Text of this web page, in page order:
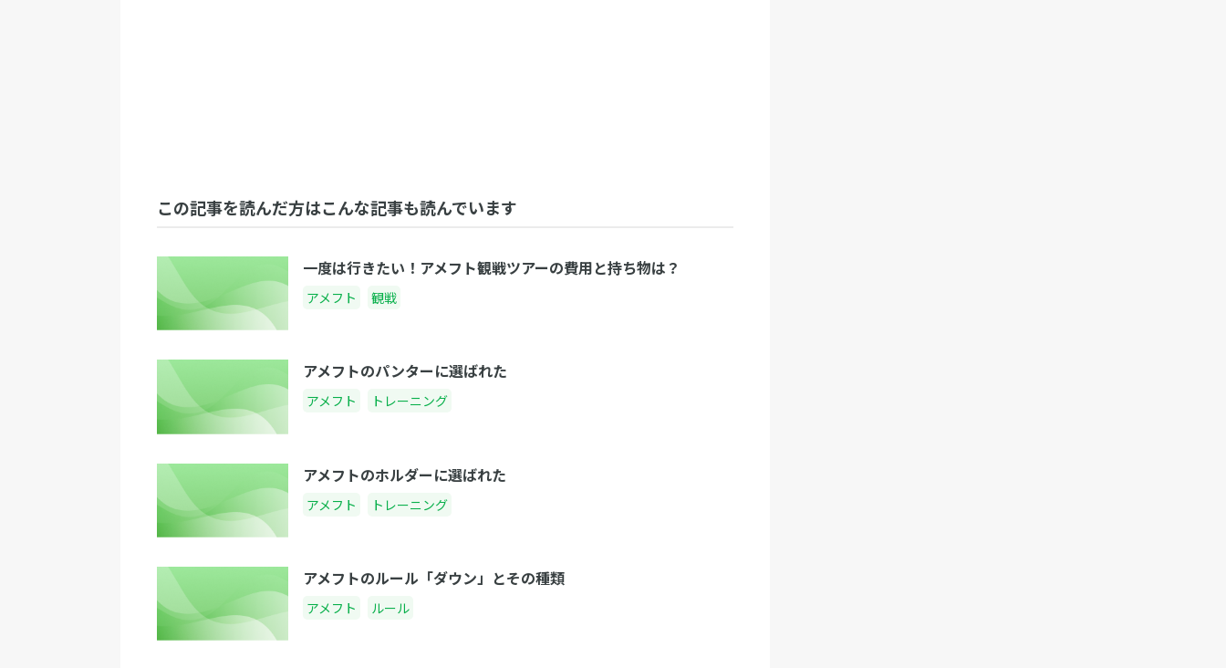
この記事を読んだ方はこんな記事も読んでいます
一度は行きたい！アメフト観戦ツアーの費用と持ち物は？
アメフト 観戦
アメフトのパンターに選ばれた
アメフト トレーニング
アメフトのホルダーに選ばれた
アメフト トレーニング
アメフトのルール「ダウン」とその種類
アメフト ルール